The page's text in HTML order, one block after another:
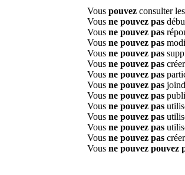
Vous pouvez consulter
Vous ne pouvez pas
Vous ne pouvez pas
Vous ne pouvez pas
Vous ne pouvez pas
Vous ne pouvez pas
Vous ne pouvez pas
Vous ne pouvez pas
Vous ne pouvez pas
Vous ne pouvez pas
Vous ne pouvez pas
Vous ne pouvez pas
Vous ne pouvez pas
Vous ne pouvez pouvez